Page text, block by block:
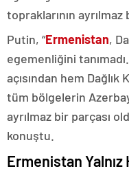
topraklarının
Putin, “Ermenistan,
egemenliğini
açısından hem Dağlık
tüm bölgelerin
ayrılmaz bir parçası
konuştu.
Ermenistan